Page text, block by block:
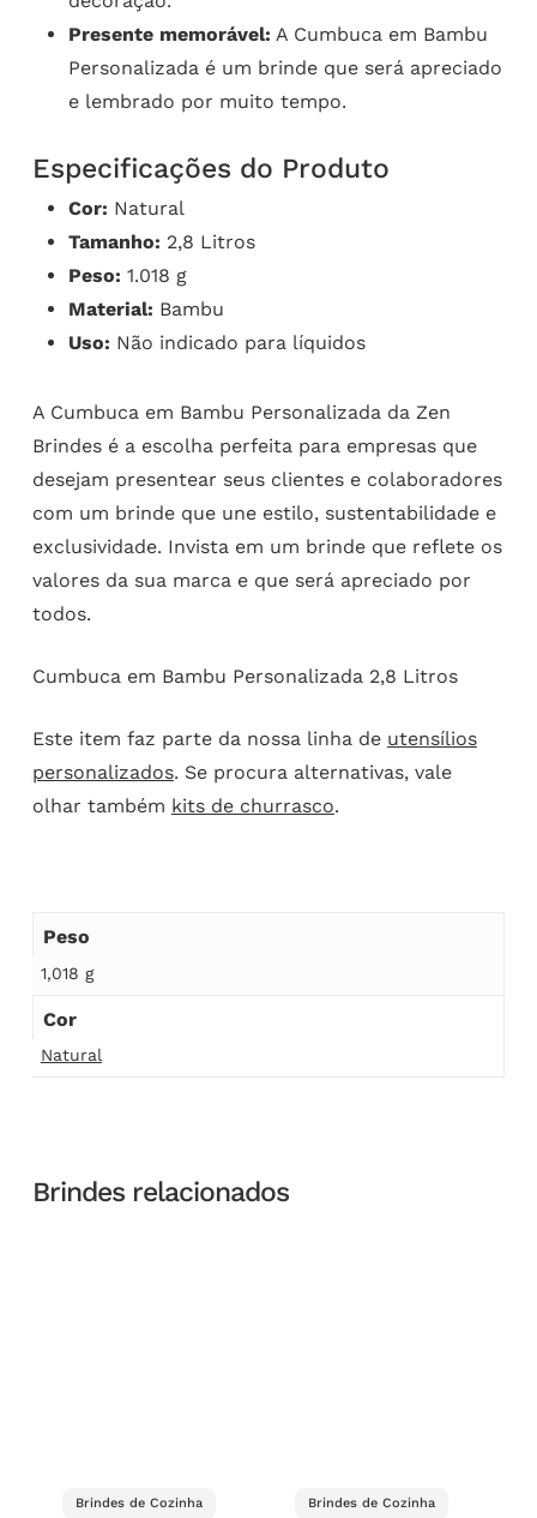
Presente memorável: A Cumbuca em Bambu
Personalizada é um brinde que será apreciado
e lembrado por muito tempo.
Especificações do Produto
Cor: Natural
Tamanho: 2,8 Litros
Peso: 1.018 g
Material: Bambu
Uso: Não indicado para líquidos
A Cumbuca em Bambu Personalizada da Zen
Brindes é a escolha perfeita para empresas que
desejam presentear seus clientes e colaboradores
com um brinde que une estilo, sustentabilidade e
exclusividade. Invista em um brinde que reflete os
valores da sua marca e que será apreciado por
todos.
Cumbuca em Bambu Personalizada 2,8 Litros
Este item faz parte da nossa linha de utensílios
personalizados. Se procura alternativas, vale
olhar também kits de churrasco.
Peso
1,018 g
Cor
Natural
Brindes relacionados
Brindes de Cozinha Brindes de Cozinha